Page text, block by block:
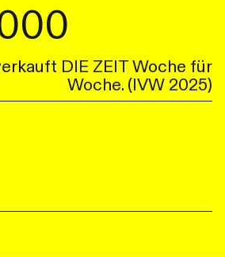
DIE ZEIT Woche für
Woche. (IVW 2025)